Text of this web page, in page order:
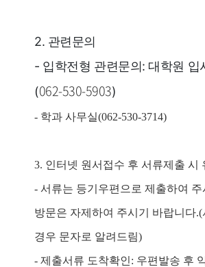
2. 관련문의
- 입학전형 관련문의: 대학원 입
(062-530-5903)
- 학과 사무실(062-530-3714)
3. 인터넷 원서접수 후 서류제출 시
- 서류는 등기우편으로 제출하여 주
방문은 자제하여 주시기 바랍니다.(
경우 문자로 알려드림)
- 제출서류 도착확인: 우편발송 후